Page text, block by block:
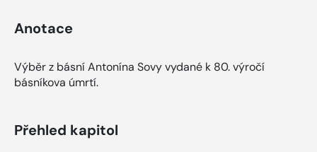
Anotace
Výběr z básní Antonína Sovy vydané k 80. výročí
básníkova úmrtí.
Přehled kapitol